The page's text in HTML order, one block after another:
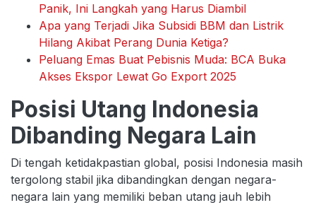
Panik, Ini Langkah yang Harus Diambil
Apa yang Terjadi Jika Subsidi BBM dan Listrik
Hilang Akibat Perang Dunia Ketiga?
Peluang Emas Buat Pebisnis Muda: BCA Buka
Akses Ekspor Lewat Go Export 2025
Posisi Utang Indonesia
Dibanding Negara Lain
Di tengah ketidakpastian global, posisi Indonesia masih
tergolong stabil jika dibandingkan dengan negara-
negara lain yang memiliki beban utang jauh lebih